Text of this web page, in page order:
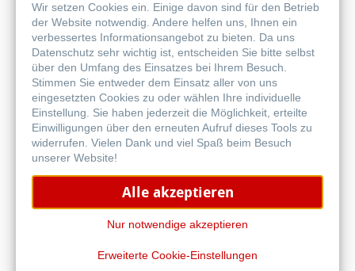
Online
kaufen
Weitere Produkte
Wir setzen Cookies ein. Einige davon sind für den Betrieb
der Website notwendig. Andere helfen uns, Ihnen ein
verbessertes Informationsangebot zu bieten. Da uns
Datenschutz sehr wichtig ist, entscheiden Sie bitte selbst
über den Umfang des Einsatzes bei Ihrem Besuch.
Stimmen Sie entweder dem Einsatz aller von uns
eingesetzten Cookies zu oder wählen Ihre individuelle
Einstellung. Sie haben jederzeit die Möglichkeit, erteilte
Einwilligungen über den erneuten Aufruf dieses Tools zu
widerrufen. Vielen Dank und viel Spaß beim Besuch
unserer Website!
Alle akzeptieren
Nur notwendige akzeptieren
Erweiterte Cookie-Einstellungen